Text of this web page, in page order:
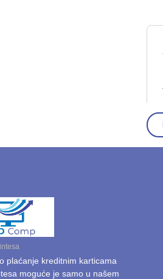
plaćanje kreditnim karticama
moguće je samo u našem